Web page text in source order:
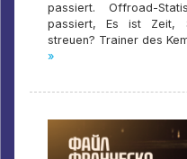
passiert. Offroad-
passiert, Es ist Zeit,
streuen? Trainer des
»